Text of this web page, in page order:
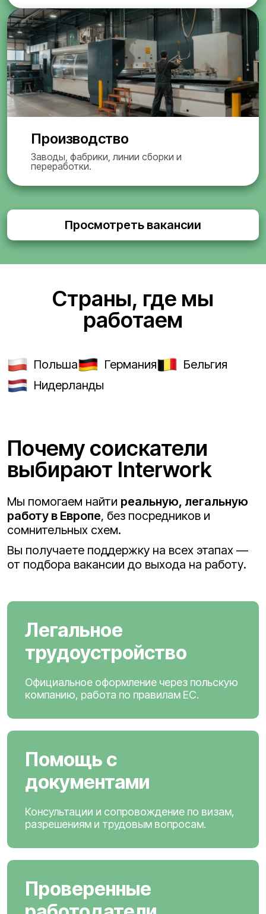
Производство
Заводы, фабрики, линии сборки и
переработки.
Просмотреть вакансии
Страны, где мы
работаем
Польша Германия
Бельгия
Нидерланды
Почему соискатели
выбирают Interwork
Мы помогаем найти реальную, легальную
работу в Европе, без посредников и
сомнительных схем.
Вы получаете поддержку на всех этапах —
от подбора вакансии до выхода на работу.
Легальное
трудоустройство
Официальное оформление через польскую
компанию, работа по правилам ЕС.
Помощь с
документами
Консультации и сопровождение по визам,
разрешениям и трудовым вопросам.
Проверенные